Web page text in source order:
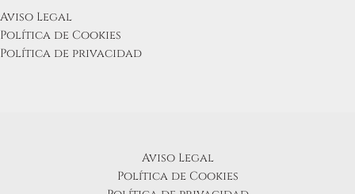
Aviso Legal
Política de Cookies
Política de privacidad
Aviso Legal
Política de Cookies